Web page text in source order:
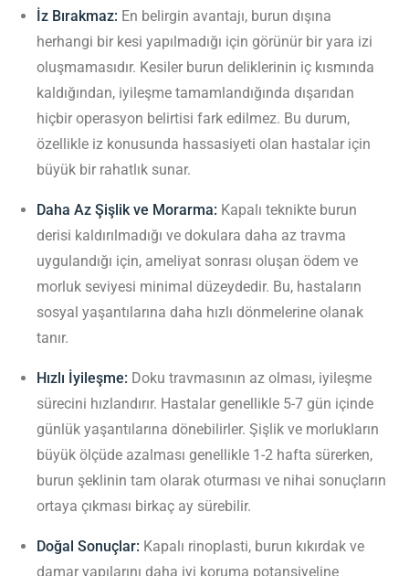
İz Bırakmaz: En belirgin avantajı, burun dışına
herhangi bir kesi yapılmadığı için görünür bir yara izi
oluşmamasıdır. Kesiler burun deliklerinin iç kısmında
kaldığından, iyileşme tamamlandığında dışarıdan
hiçbir operasyon belirtisi fark edilmez. Bu durum,
özellikle iz konusunda hassasiyeti olan hastalar için
büyük bir rahatlık sunar.
Daha Az Şişlik ve Morarma: Kapalı teknikte burun
derisi kaldırılmadığı ve dokulara daha az travma
uygulandığı için, ameliyat sonrası oluşan ödem ve
morluk seviyesi minimal düzeydedir. Bu, hastaların
sosyal yaşantılarına daha hızlı dönmelerine olanak
tanır.
Hızlı İyileşme: Doku travmasının az olması, iyileşme
sürecini hızlandırır. Hastalar genellikle 5-7 gün içinde
günlük yaşantılarına dönebilirler. Şişlik ve morlukların
büyük ölçüde azalması genellikle 1-2 hafta sürerken,
burun şeklinin tam olarak oturması ve nihai sonuçların
ortaya çıkması birkaç ay sürebilir.
Doğal Sonuçlar: Kapalı rinoplasti, burun kıkırdak ve
damar yapılarını daha iyi koruma potansiyeline